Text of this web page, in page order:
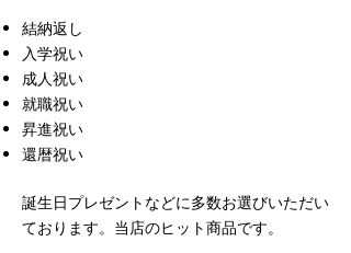
​結納返し
入学祝い
成人祝い
就職祝い
昇進祝い
還暦祝い
誕生日プレゼントなどに多数お選びいただい
ております。当店のヒット商品です。